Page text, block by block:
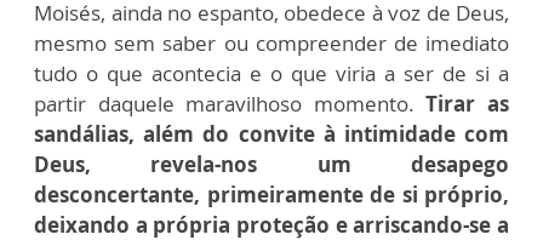
Moisés, ainda no espanto, obedece à voz de Deus,
mesmo sem saber ou compreender de imediato
tudo o que acontecia e o que viria a ser de si a
partir daquele maravilhoso momento.Tirar as
sandálias, além do convite à intimidade com
Deus, revela-nos um desapego
desconcertante, primeiramente de si próprio,
deixando a própria proteção e arriscando-se a